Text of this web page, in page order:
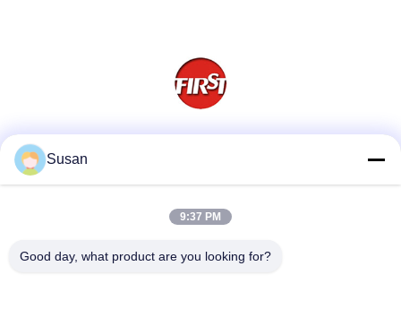
Susan
9:37 PM
Good day, what product are you looking for?